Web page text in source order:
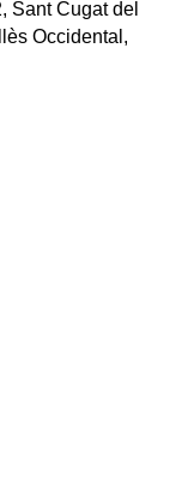
Sant Cugat del
Occidental,